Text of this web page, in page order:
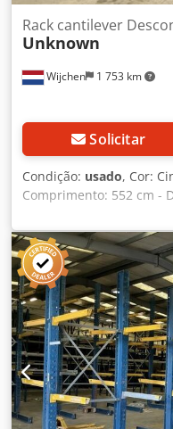
Wijchen 1 753 km
Rack cantilever
Unknown
Solicitar
Condição: usado, Cor:
Comprimento: 552 cm -
Certificado CE
Número de colunas
66 - Capacidade total
Capacidade de carga
do braço [mm]: 1220 -
Comprimento do pé
[mm]: 1500 - Peso de
Dofx Aftef Informações
acrescido de IVA IVA/
dedutível para
possíveis a qualquer
industrial Tess van den